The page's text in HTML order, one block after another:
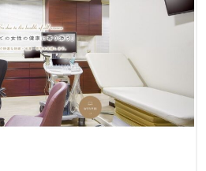
。
用されている藤色を基調とし、品
に配置。和テイストを感じさせ
に統一し、女性のこころが静か
。トップビジュアルには明るい
器などの写真を大きく掲載し、初
きる雰囲気を視覚的に伝えてい
発ページで文章主体の読みもの
信頼できる医療情報として受け